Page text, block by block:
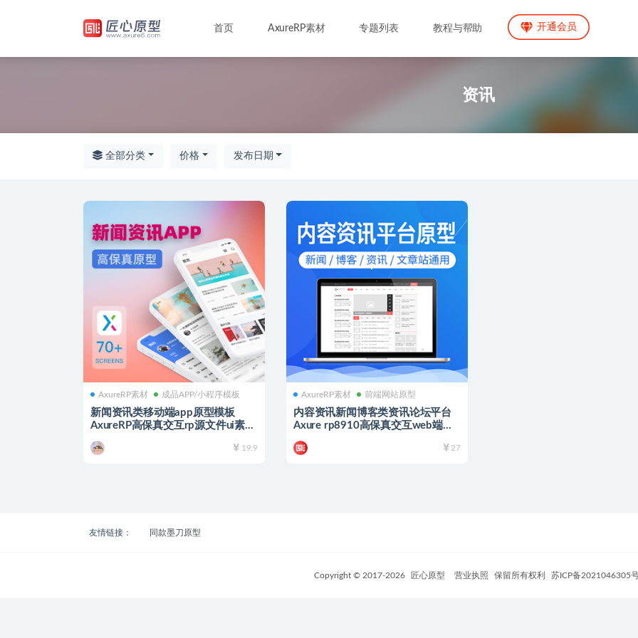
首页 AxureRP素材 专题列表 教程与帮助 开通会员
资讯
全部分类 价格 发布日期
AxureRP素材 成品APP/小程序模板
新闻资讯类移动端app原型模板
AxureRP高保真交互rp源文件ui素材
可编辑修改 手机端科技文章阅读类
19.9
AxureRP素材 前端网站原型
内容资讯新闻博客类资讯论坛平台
Axure rp8910高保真交互web端原
型图 通用rp源文件
27
友情链接： 同款墨刀原型
Copyright © 2017-2026 匠心原型 营业执照 保留所有权利 苏ICP备2021046305